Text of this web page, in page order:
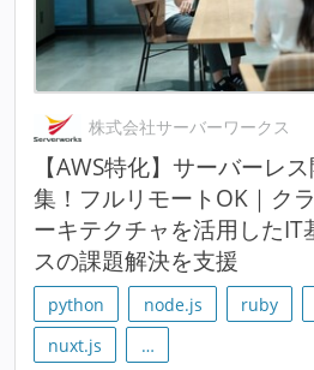
株式会社サーバーワークス
【AWS特化】サーバーレ
集！フルリモートOK｜ク
ーキテクチャを活用したIT
スの課題解決を支援
python node.js ruby
nuxt.js
…